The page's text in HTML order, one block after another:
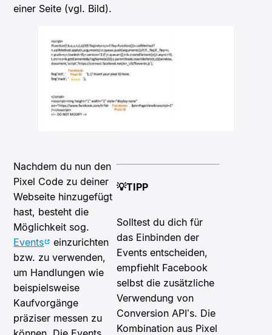
einer Seite (vgl. Bild).
Nachdem du nun den
Pixel Code zu deiner
Webseite hinzugefügt
hast, besteht die
Möglichkeit sog.
Events
einzurichten
bzw. zu verwenden,
um Handlungen wie
beispielsweise
Kaufvorgänge
präziser messen zu
💡TIPP
Solltest du dich für
das Einbinden der
Events entscheiden,
empfiehlt Facebook
selbst die zusätzliche
Verwendung von
Conversion API’s. Die
Kombination aus Pixel